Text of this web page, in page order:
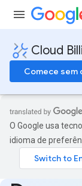
Cloud
Comece sem
O Google usa
idioma de